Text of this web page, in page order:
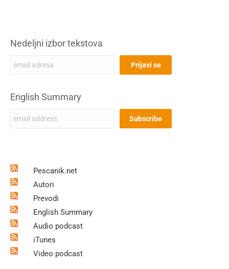
Nedeljni izbor tekstova
English Summary
Pescanik.net
Autori
Prevodi
English Summary
Audio podcast
iTunes
Video podcast